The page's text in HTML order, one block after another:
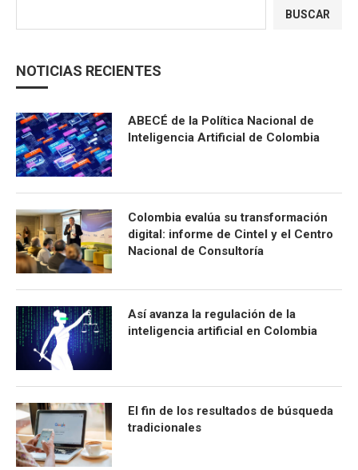
BUSCAR
NOTICIAS RECIENTES
ABECÉ de la Política Nacional de
Inteligencia Artificial de Colombia
Colombia evalúa su transformación
digital: informe de Cintel y el Centro
Nacional de Consultoría
Así avanza la regulación de la
inteligencia artificial en Colombia
El fin de los resultados de búsqueda
tradicionales